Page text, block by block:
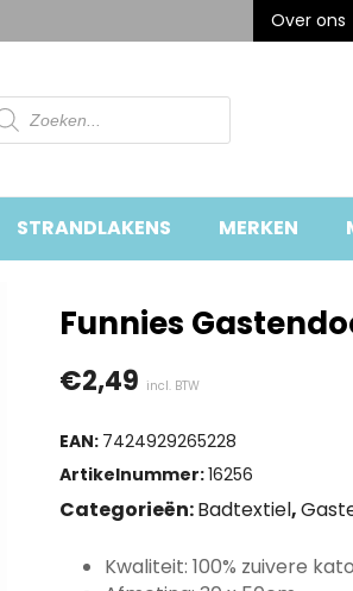
Over ons
STRANDLAKENS MERKEN
Funnies
€2,49 incl. BTW
EAN: 7424929265228
Artikelnummer:16256
Categorieën:Badtextiel,
Kwaliteit: 100% zuivere